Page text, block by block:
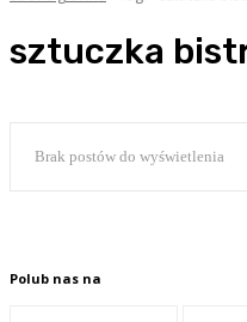
sztuczka
Brak postów do wyświetlenia
Polub nas na